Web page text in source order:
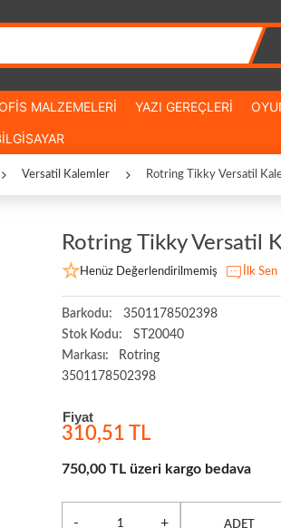
MALZEMELERİ YAZI GEREÇLERİ
Versatil Kalemler Rotring Tikky Versatil
Rotring Tikky Versatil
Henüz Değerlendirilmemiş İlk
Barkodu:
3501178502398
Stok Kodu:
ST20040
Markası:
Rotring
3501178502398
Fiyat
310,51 TL
750,00 TL üzeri kargo bedava
- + ADET